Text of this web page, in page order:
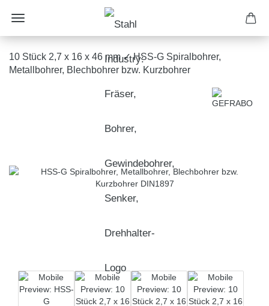
10 Stück 2,7 x 16 x 46 mm ✓ HSS-G Spiralbohrer,
Metallbohrer, Blechbohrer bzw. Kurzbohrer